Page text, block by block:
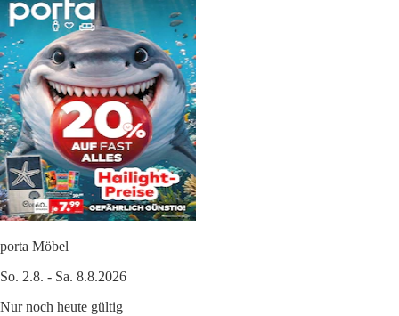
porta Möbel
So. 2.8. - Sa. 8.8.2026
Nur noch heute gültig